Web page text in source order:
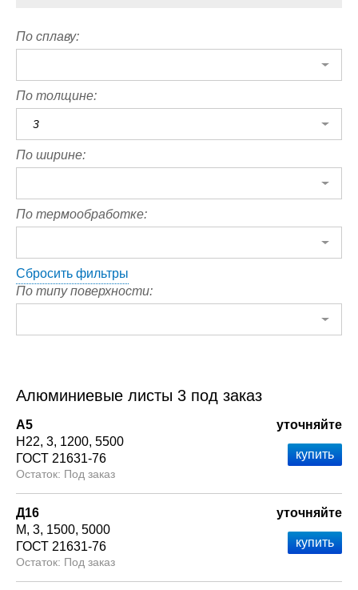
По сплаву:
По толщине:
3
По ширине:
По термообработке:
Сбросить фильтры
По типу поверхности:
Алюминиевые листы 3 под заказ
А5
Н22 3 1200 5500
ГОСТ 21631-76
Под заказ
уточняйте
Д16
М 3 1500 5000
ГОСТ 21631-76
Под заказ
уточняйте